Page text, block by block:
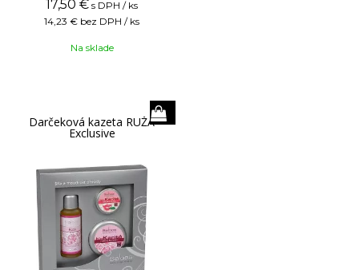
17,50 € s DPH / ks
14,23 € bez DPH / ks
Na sklade
Darčeková kazeta RUŽA
Exclusive